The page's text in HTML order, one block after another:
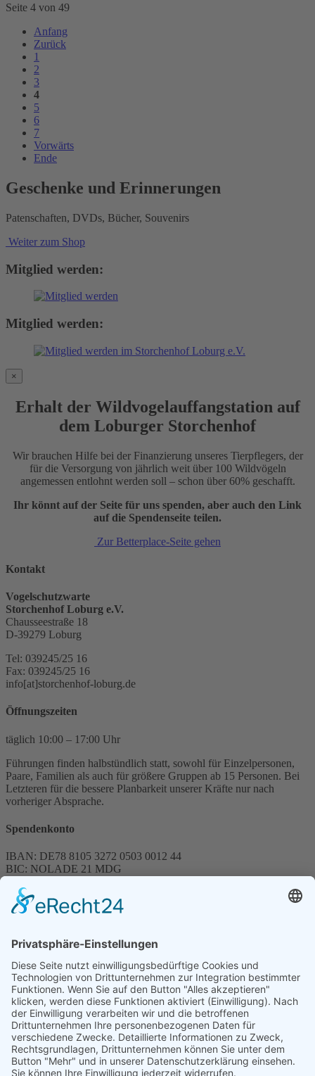
Seite 4 von 49
Anfang
Zurück
1
2
3
4
5
6
7
Vorwärts
Ende
Geschenke und Erinnerungen
Patenschaften, DVDs, Bücher, Souvenirs
Weiter zum Shop
Mitglied werden:
Mitglied werden:
×
Erhalt der Wildvogelauffangstation auf
dem Loburger Storchenhof
Wir brauchen Hilfe bei der Finanzierung unseres Tierpflegers, der
für die Versorgung von jährlich weit über 100 Wildvögeln
angemessen entlohnt werden soll – schon über 60% geschafft.
Ihr könnt auf der Seite für uns spenden, aber auch den Link
auf die Spendenseite teilen.
Zur Betterplace-Seite gehen
Kontakt
Vogelschutzwarte
Storchenhof Loburg e.V.
Chausseestraße 18
D-39279 Loburg
Tel: 039245/25 16
Fax: 039245/25 16
info[at]storchenhof-loburg.de
Öffnungszeiten
täglich 10:00 – 17:00 Uhr
Führungen finden halbstündlich statt, sowohl für Einzelpersonen,
Paare, Familien als auch für größere Gruppen ab 15 Personen. Bei
Letzteren für die bessere Planbarkeit unserer Kräfte nur nach
vorheriger Absprache.
Spendenkonto
IBAN: DE78 8105 3272 0503 0012 44
BIC: NOLADE 21 MDG
Spenden können steuerlich abgesetzt werden
Förderung
© 1987 – 2025
Storchenhof Loburg e.V.
Alle Rechte vorbehalten.
Cookie-Einstellungen
Navigation überspringen